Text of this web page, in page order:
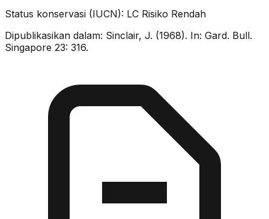
Status konservasi (IUCN): LC Risiko Rendah
Dipublikasikan dalam: Sinclair, J. (1968). In: Gard. Bull.
Singapore 23: 316.